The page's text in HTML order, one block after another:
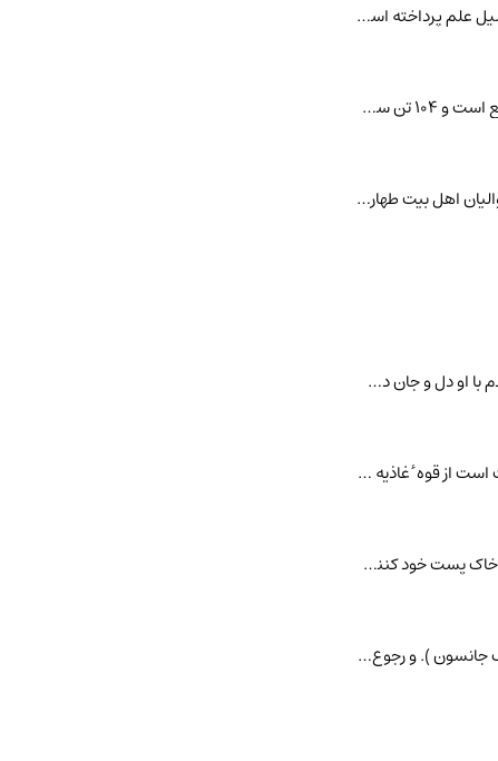
مخدوم سیداحمد. [ م َ س َی ْ ی ِ اَ م َ ] (اِخ ) وی در نیشابور تولدیافته و در هرات در خدمت امیر قاسم انوار به تحصیل علم پرداخته است . نامش در اوائل کار سیداحمد ب
مخدوم کندی . [ م َ ک َ ] (اِخ ) دهی از دهستان چهارمحال اویماق است که در بخش قره آغاج شهرستان مراغه واقع است و 104 تن سکنه دارد. (از فرهنگ جغرافیائی ایران ج 6).
مخدوم اعظم . [ م َ اَ ظَ ] (اِخ ) حاج محمد خبوشانی ،از اکابر عرفای عهد شاه اسماعیل صفوی و از اولیای کبار و موالیان اهل بیت طهارت بود. وی مرید شیخ محمد لاهیجی و
مخدومه . [ م َ م َ ] (اِخ ) از شاعران ایران و از مردم یزد است . این رباعی از اوست :شب عربده با محنت هجران کردم با او دل و جان دست و گریبان کردم چون دیدم از او ر
مخدومة. [ م َ م َ ] (ع ص ) مؤنث مخدوم . رجوع به همین کلمه معنی اول شود.- قوای مخدومه ٔ طبیعیة ؛ عبارت است از قوه ٔ غاذیه و نامیة ومولدة و مصورة. (از داود ضریر
مخدومی . [ م َ ] (حامص )سروری . بزرگی . مخدوم بودن . فرمانروائی : سربلندان چون به مخدومی رسندخادمی ّ خاک پست خود کنند. خاقانی (دیوان چ سجادی ص 882).و رجوع به مخ
مخدومیت . [ م َ می ی َ ] (ع مص جعلی ، اِمص ) حالت خدمت کردگی و ملازمت و آغائی . (ناظم الاطباء) (از فرهنگ جانسون ). و رجوع به مخدوم شود.